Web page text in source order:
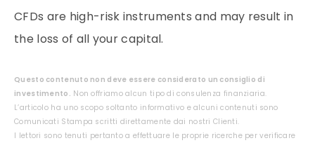
CFDs are high-risk instruments and may result in
the loss of all your capital.
Questo contenuto non deve essere considerato un consiglio di
investimento. Non offriamo alcun tipo di consulenza finanziaria.
L’articolo ha uno scopo soltanto informativo e alcuni contenuti sono
Comunicati Stampa scritti direttamente dai nostri Clienti.
I lettori sono tenuti pertanto a effettuare le proprie ricerche per verificare